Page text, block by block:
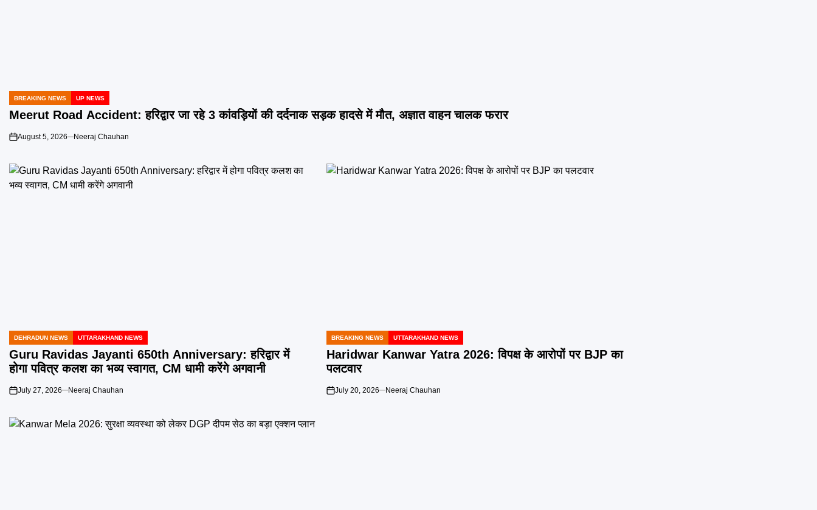
POSTED
IN
BREAKING NEWS UP NEWS
Meerut Road Accident: हरिद्वार जा रहे 3 कांवड़ियों की दर्दनाक सड़क हादसे में मौत, अज्ञात वाहन चालक फरार
on
August 5, 2026 Neeraj Chauhan
POSTED
IN
DEHRADUN NEWS UTTARAKHAND NEWS
Guru Ravidas Jayanti 650th Anniversary: हरिद्वार में
होगा पवित्र कलश का भव्य स्वागत, CM धामी करेंगे अगवानी
on
July 27, 2026 Neeraj Chauhan
POSTED
IN
BREAKING NEWS UTTARAKHAND NEWS
Haridwar Kanwar Yatra 2026: विपक्ष के आरोपों पर BJP का
पलटवार
on
July 20, 2026 Neeraj Chauhan